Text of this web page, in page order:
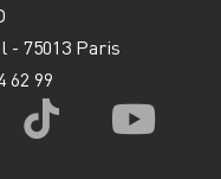
- 75013 Paris
62 99